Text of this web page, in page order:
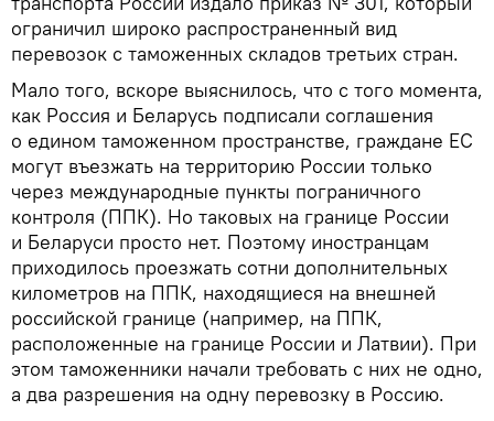
ограничил широко распространенный вид
перевозок с таможенных складов третьих стран.
Мало того, вскоре выяснилось, что с того момента,
как Россия и Беларусь подписали соглашения
о едином таможенном пространстве, граждане ЕС
могут въезжать на территорию России только
через международные пункты пограничного
контроля (ППК). Но таковых на границе России
и Беларуси просто нет. Поэтому иностранцам
приходилось проезжать сотни дополнительных
километров на ППК, находящиеся на внешней
российской границе (например, на ППК,
расположенные на границе России и Латвии). При
этом таможенники начали требовать с них не одно,
а два разрешения на одну перевозку в Россию.